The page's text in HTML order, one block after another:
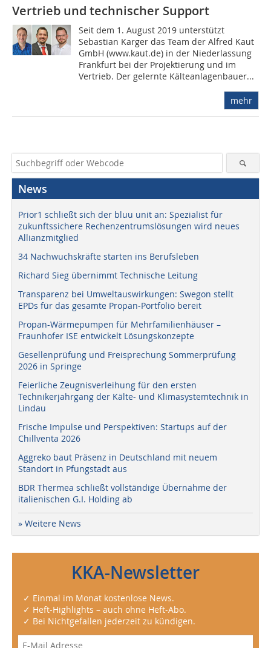
Vertrieb und technischer Support
Seit dem 1. August 2019 unterstützt
Sebastian Karger das Team der Alfred Kaut
GmbH (www.kaut.de) in der Niederlassung
Frankfurt bei der Projektierung und im
Vertrieb. Der gelernte Kälteanlagenbauer...
mehr
News
Prior1 schließt sich der bluu unit an: Spezialist für
zukunftssichere Rechenzentrumslösungen wird neues
Allianzmitglied
34 Nachwuchskräfte starten ins Berufsleben
Richard Sieg übernimmt Technische Leitung
Transparenz bei Umweltauswirkungen: Swegon stellt
EPDs für das gesamte Propan-Portfolio bereit
Propan-Wärmepumpen für Mehrfamilienhäuser –
Fraunhofer ISE entwickelt Lösungskonzepte
Gesellenprüfung und Freisprechung Sommerprüfung
2026 in Springe
Feierliche Zeugnisverleihung für den ersten
Technikerjahrgang der Kälte- und Klimasystemtechnik in
Lindau
Frische Impulse und Perspektiven: Startups auf der
Chillventa 2026
Aggreko baut Präsenz in Deutschland mit neuem
Standort in Pfungstadt aus
BDR Thermea schließt vollständige Übernahme der
italienischen G.I. Holding ab
» Weitere News
KKA-Newsletter
✓ Einmal im Monat kostenlose News.
✓ Heft-Highlights – auch ohne Heft-Abo.
✓ Bei Nichtgefallen jederzeit zu kündigen.